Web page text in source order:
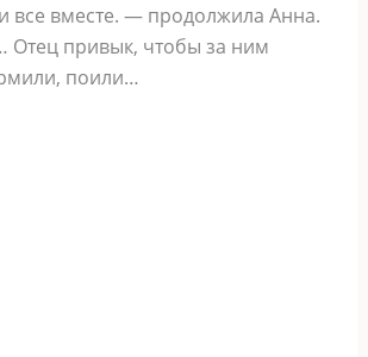
все вместе. — продолжила Анна.
Отец привык, чтобы за ним
поили…